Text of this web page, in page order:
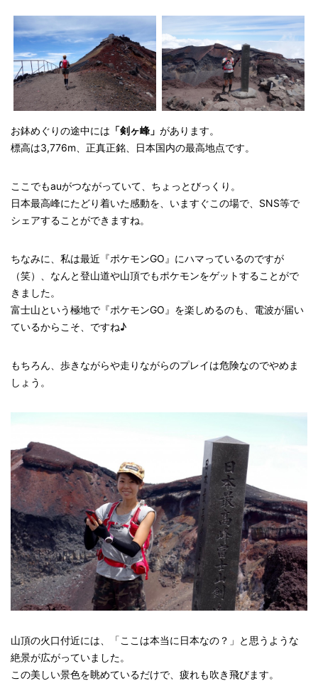
お鉢めぐりの途中には 「剣ヶ峰」 があります。
標高は3,776m、正真正銘、日本国内の最高地点です。
ここでもauがつながっていて、ちょっとびっくり。
日本最高峰にたどり着いた感動を、いますぐこの場で、SNS等で
シェアすることができますね。
ちなみに、私は最近『ポケモンGO』にハマっているのですが
（笑）、なんと登山道や山頂でもポケモンをゲットすることがで
きました。
富士山という極地で『ポケモンGO』を楽しめるのも、電波が届い
ているからこそ、ですね♪
もちろん、歩きながらや走りながらのプレイは危険なのでやめま
しょう。
山頂の火口付近には、「ここは本当に日本なの？」と思うような
絶景が広がっていました。
この美しい景色を眺めているだけで、疲れも吹き飛びます。